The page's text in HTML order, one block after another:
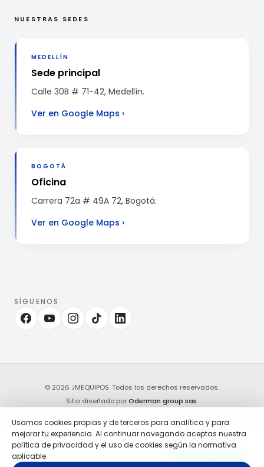
NUESTRAS SEDES
MEDELLÍN
Sede principal
Calle 30B # 71-42, Medellín.
Ver en Google Maps ›
BOGOTÁ
Oficina
Carrera 72a # 49A 72, Bogotá.
Ver en Google Maps ›
SÍGUENOS
© 2026 JMEQUIPOS. Todos los derechos reservados.
Sitio diseñado porOderman group sas.
Usamos cookies propias y de terceros para analítica y para
mejorar tu experiencia. Al continuar navegando aceptas nuestra
política de privacidad y el uso de cookies según la normativa
aplicable.
WhatsApp